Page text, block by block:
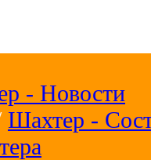
- Новости
Шахтер -